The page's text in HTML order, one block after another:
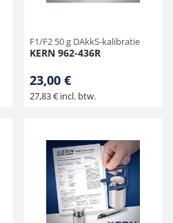
F1/F2 50 g DAkkS-kalibratie
KERN 962-436R
23,00 €
27,83 € incl. btw.